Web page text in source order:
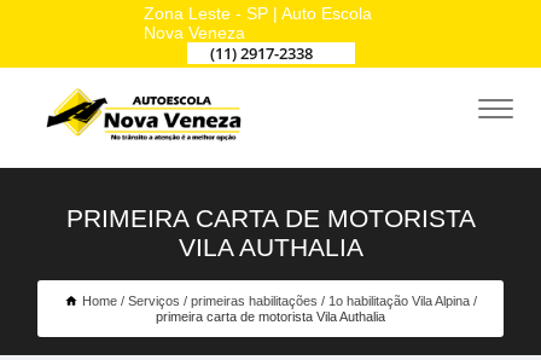
Zona Leste - SP | Auto Escola
Nova Veneza
(11) 2917-2338
PRIMEIRA CARTA DE MOTORISTA
VILA AUTHALIA
Home Serviços primeiras habilitações
1o habilitação Vila Alpina
primeira carta de motorista Vila Authalia